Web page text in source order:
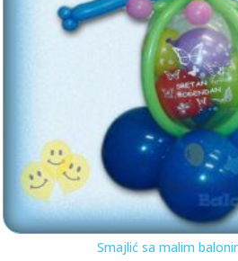
Smajlić sa malim